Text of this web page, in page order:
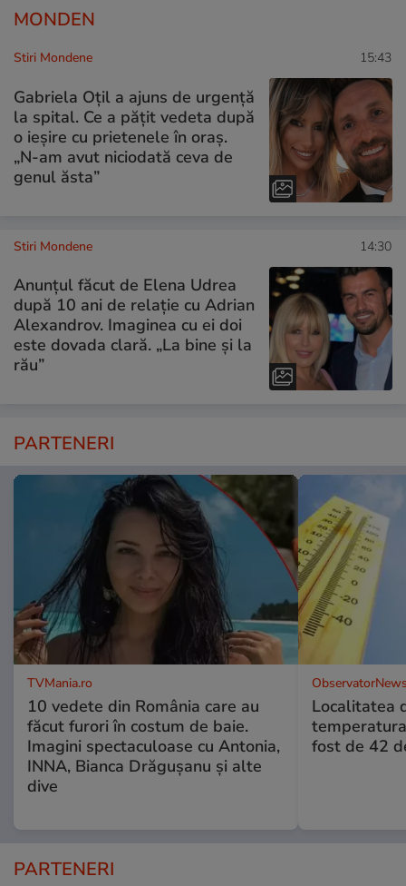
MONDEN
Stiri Mondene 15:43
Gabriela Oțil a ajuns de urgență
la spital. Ce a pățit vedeta după
o ieșire cu prietenele în oraș.
„N-am avut niciodată ceva de
genul ăsta”
Stiri Mondene 14:30
Anunțul făcut de Elena Udrea
după 10 ani de relație cu Adrian
Alexandrov. Imaginea cu ei doi
este dovada clară. „La bine și la
rău”
PARTENERI
TVMania.ro
10 vedete din România care au
făcut furori în costum de baie.
Imagini spectaculoase cu Antonia,
INNA, Bianca Drăgușanu și alte
dive
Localitatea
fost de 42
PARTENERI